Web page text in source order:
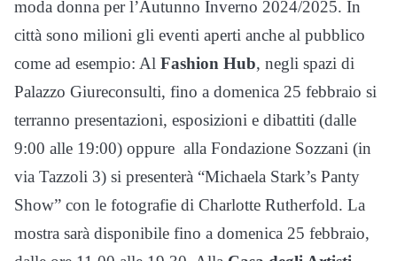
moda donna per l’Autunno Inverno 2024/2025. In
città sono milioni gli eventi aperti anche al pubblico
come ad esempio: Al Fashion Hub, negli spazi di
Palazzo Giureconsulti, fino a domenica 25 febbraio si
terranno presentazioni, esposizioni e dibattiti (dalle
9:00 alle 19:00) oppure alla Fondazione Sozzani (in
via Tazzoli 3) si presenterà “Michaela Stark’s Panty
Show” con le fotografie di Charlotte Rutherfold. La
mostra sarà disponibile fino a domenica 25 febbraio,